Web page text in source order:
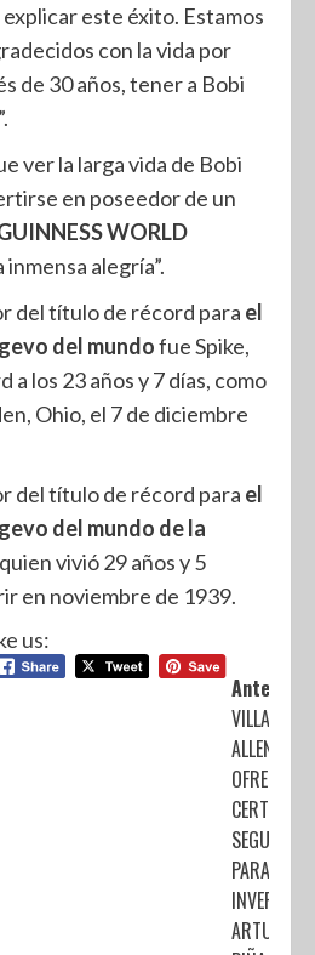
este éxito. Estamos
con la vida por
de 30 años, tener a Bobi
ver la larga vida de Bobi
en poseedor de un
WORLD
inmensa alegría”.
del título de récord para el
del mundofue Spike,
a los 23 años y 7 días, como
Ohio, el 7 de diciembre
del título de récord para el
del mundo de la
quien vivió 29 años y 5
en noviembre de 1939.
us:
Anterior:
VILLA DE
ALLENDE
OFRECE
CERTEZA Y
PARA LAS
ARTURO